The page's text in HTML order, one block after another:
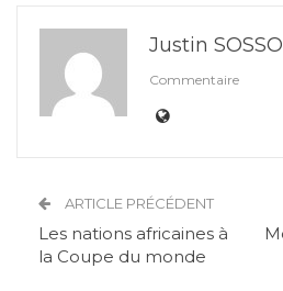
Justin
Commentaire
ARTICLE PRÉCÉDENT
Les nations africaines à
la Coupe du monde